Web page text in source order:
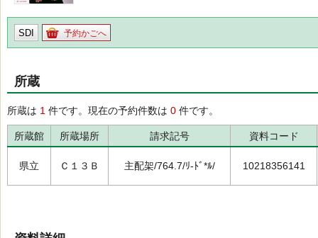
SDI 予約かごへ
所蔵
所蔵は 1 件です。現在の予約件数は 0 件です。
所蔵館 所蔵場所 請求記号 資料コード
県立 Ｃ１３Ｂ 主配架/764.7/ﾘ-ﾄﾞ*ﾙ/ 10218356141